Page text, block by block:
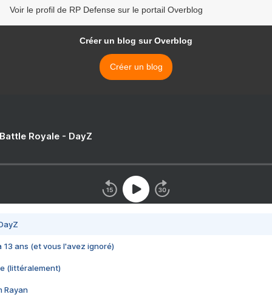
Voir le profil de RP Defense sur le portail Overblog
Créer un blog sur Overblog
Créer un blog
Royale - DayZ
13 ans (et vous l'avez ignoré)
(littéralement)
Rayan